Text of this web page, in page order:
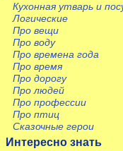
Кухонная утварь и
Логические
Про вещи
Про воду
Про времена года
Про время
Про дорогу
Про людей
Про профессии
Про птиц
Сказочные герои
Интересно знать